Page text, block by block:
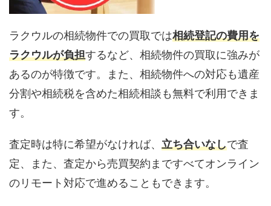
ラクウルの相続物件での買取では相続登記の費用を
ラクウルが負担するなど、相続物件の買取に強みが
あるのが特徴です。また、相続物件への対応も遺産
分割や相続税を含めた相続相談も無料で利用できま
す。
査定時は特に希望がなければ、 立ち合いなしで査
定、また、査定から売買契約まですべてオンライン
のリモート対応で進めることもできます。